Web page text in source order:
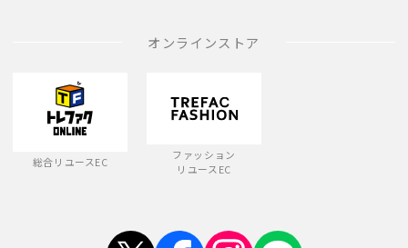
オンラインストア
総合リユースEC
ファッション
リユースEC